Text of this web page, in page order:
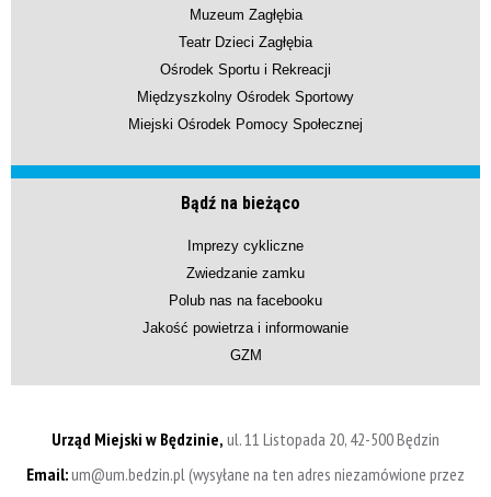
Muzeum Zagłębia
Teatr Dzieci Zagłębia
Ośrodek Sportu i Rekreacji
Międzyszkolny Ośrodek Sportowy
Miejski Ośrodek Pomocy Społecznej
Bądź na bieżąco
Imprezy cykliczne
Zwiedzanie zamku
Polub nas na facebooku
Jakość powietrza i informowanie
GZM
Urząd Miejski w Będzinie, ul. 11 Listopada 20, 42-500 Będzin
Email:um@um.bedzin.pl (wysyłane na ten adres niezamówione przez